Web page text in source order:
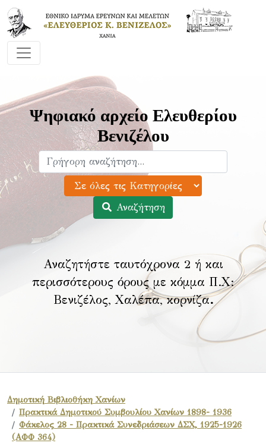
Ψηφιακό αρχείο Ελευθερίου
Βενιζέλου
Αναζήτηση
Αναζητήστε ταυτόχρονα 2 ή και
περισσότερους όρους με κόμμα Π.Χ:
Βενιζέλος, Χαλέπα, κορνίζα.
Δημοτική Βιβλιοθήκη Χανίων
Πρακτικά Δημοτικού Συμβουλίου Χανίων 1898- 1936
Φάκελος 28 - Πρακτικά Συνεδριάσεων ΔΣΧ, 1925-1926
(ΑΦΦ 364)